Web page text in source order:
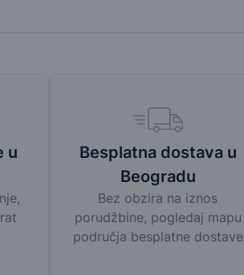
u
Besplatna dostava u
Beogradu
Bez obzira na iznos
porudžbine, pogledaj mapu
područja besplatne dostave